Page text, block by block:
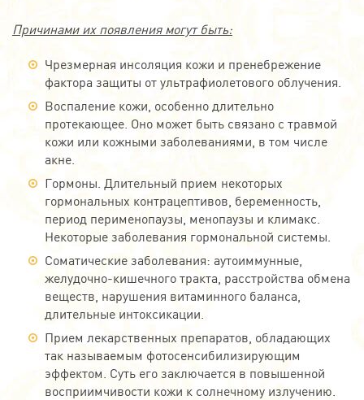
Причинами их появления могут быть:
Чрезмерная инсоляция кожи и пренебрежение
фактора защиты от ультрафиолетового облучения.
Воспаление кожи, особенно длительно
протекающее. Оно может быть связано с травмой
кожи или кожными заболеваниями, в том числе
акне.
Гормоны. Длительный прием некоторых
гормональных контрацептивов, беременность,
период перименопаузы, менопаузы и климакс.
Некоторые заболевания гормональной системы.
Соматические заболевания: аутоиммунные,
желудочно-кишечного тракта, расстройства обмена
веществ, нарушения витаминного баланса,
длительные интоксикации.
Прием лекарственных препаратов, обладающих
так называемым фотосенсибилизирующим
эффектом. Суть его заключается в повышенной
восприимчивости кожи к солнечному излучению.